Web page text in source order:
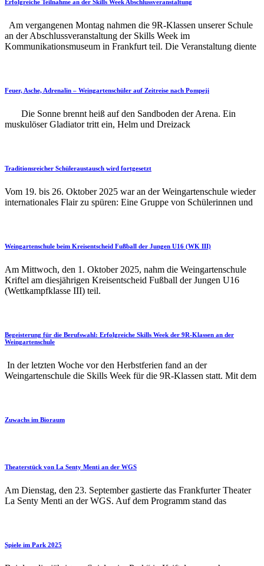
Erfolgreiche Teilnahme an der Skills Week Abschlussveranstaltung
Am vergangenen Montag nahmen die 9R-Klassen unserer Schule
an der Abschlussveranstaltung der Skills Week im
Kommunikationsmuseum in Frankfurt teil. Die Veranstaltung diente
Feuer, Asche, Adrenalin – Weingartenschüler auf Zeitreise nach Pompeji
Die Sonne brennt heiß auf den Sandboden der Arena. Ein
muskulöser Gladiator tritt ein, Helm und Dreizack
Traditionsreicher Schüleraustausch wird fortgesetzt
Vom 19. bis 26. Oktober 2025 war an der Weingartenschule wieder
internationales Flair zu spüren: Eine Gruppe von Schülerinnen und
Weingartenschule beim Kreisentscheid Fußball der Jungen U16 (WK III)
Am Mittwoch, den 1. Oktober 2025, nahm die Weingartenschule
Kriftel am diesjährigen Kreisentscheid Fußball der Jungen U16
(Wettkampfklasse III) teil.
Begeisterung für die Berufswahl: Erfolgreiche Skills Week der 9R-Klassen an der
Weingartenschule
In der letzten Woche vor den Herbstferien fand an der
Weingartenschule die Skills Week für die 9R-Klassen statt. Mit dem
Zuwachs im Bioraum
Theaterstück von La Senty Menti an der WGS
Am Dienstag, den 23. September gastierte das Frankfurter Theater
La Senty Menti an der WGS. Auf dem Programm stand das
Spiele im Park 2025